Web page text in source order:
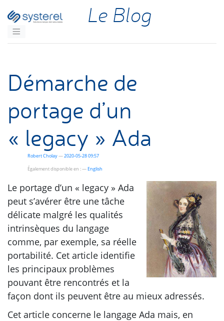
Aller au contenu principalLe Blog
Démarche de
portage d’un
« legacy » Ada
Robert Cholay
2020-05-28 09:57
Également disponible en :
English
Le portage d’un « legacy » Ada
peut s’avérer être une tâche
délicate malgré les qualités
intrinsèques du langage
comme, par exemple, sa réelle
portabilité. Cet article identifie
les principaux problèmes
pouvant être rencontrés et la
façon dont ils peuvent être au mieux adressés.
Cet article concerne le langage Ada mais, en